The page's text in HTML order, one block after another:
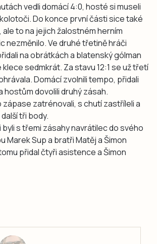
vedli domácí 4:0, hosté si museli
Do konce první části sice také
to na jejich žalostném herním
nezměnilo. Ve druhé třetině hráči
na obrátkách a blatenský gólman
klece sedmkrát. Za stavu 12:1 se už třetí
Domácí zvolnili tempo, přidali
hostům dovolili druhý zásah.
zatrénovali, s chutí zastříleli a
tři body.
s třemi zásahy navrátilec do svého
Marek Sup a bratři Matěj a Šimon
přidal čtyři asistence a Šimon